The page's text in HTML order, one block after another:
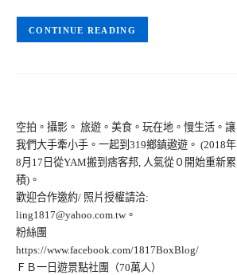
CONTINUE READING
空拍。攝影。 旅遊。美食。玩在地。慢生活。讓
我們大手牽小手。一起到319鄉鎮遨遊。 (2018年
8月17日從YAM搬到痞客邦, 人氣從０開始重新累
積)。
歡迎合作邀約/ 照片授權請洽:
ling1817@yahoo.com.tw。
粉絲團
https://www.facebook.com/1817BoxBlog/
ＦＢ一日遊景點社團（70萬人）